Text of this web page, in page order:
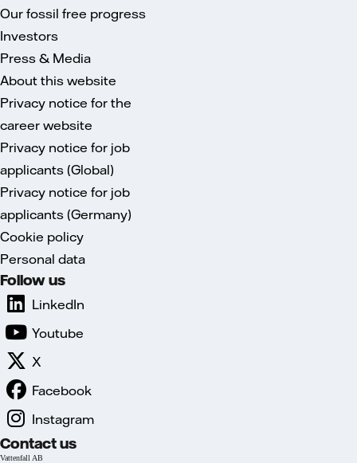
Our fossil free progress
Investors
Press & Media
About this website
Privacy notice for the
career website
Privacy notice for job
applicants (Global)
Privacy notice for job
applicants (Germany)
Cookie policy
Personal data
Follow us
LinkedIn
Youtube
X
Facebook
Instagram
Contact us
Vattenfall AB